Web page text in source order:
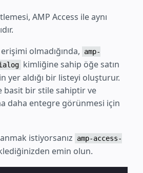
AMP Access ile aynı
olmadığında,
amp-
kimliğine sahip öğe satın
yer aldığı bir listeyi oluşturur.
basit bir stile sahiptir ve
daha entegre görünmesi için
istiyorsanız
amp-access-
emin olun.